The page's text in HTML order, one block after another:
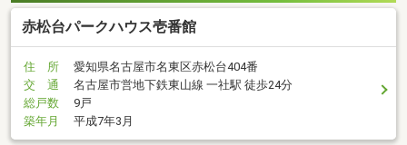
赤松台パークハウス壱番館
住 所
愛知県名古屋市名東区赤松台404番
交 通
名古屋市営地下鉄東山線 一社駅 徒歩24分
総戸数
9戸
築年月
平成7年3月